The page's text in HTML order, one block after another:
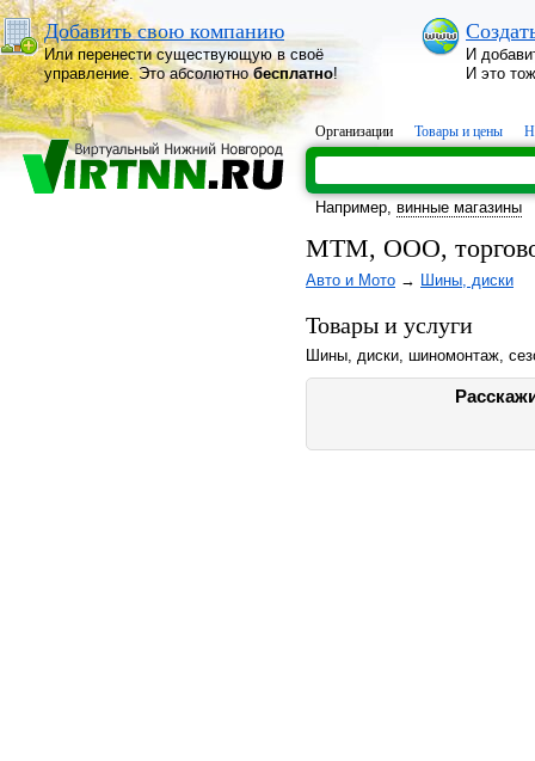
Добавить свою компанию
Или перенести существующую в своё
управление. Это абсолютнобесплатно!
И
И это
Организации Товары и цены
Например, винные магазины
МТМ, ООО,
Авто и Мото → Шины, диски
Товары и услуги
Шины, диски, шиномонтаж,